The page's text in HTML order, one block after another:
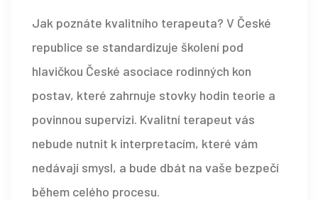
Jak poznáte kvalitního terapeuta? V České
republice se standardizuje školení pod
hlavičkou České asociace rodinných kon
postav, které zahrnuje stovky hodin teorie a
povinnou supervizi. Kvalitní terapeut vás
nebude nutnit k interpretacím, které vám
nedávají smysl, a bude dbát na vaše bezpečí
během celého procesu.